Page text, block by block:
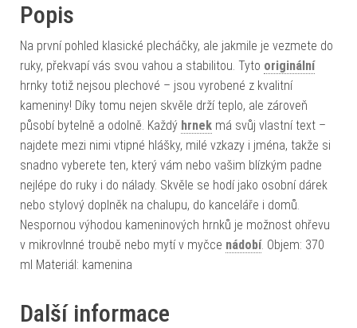
Popis
Na první pohled klasické plecháčky, ale jakmile je vezmete do
ruky, překvapí vás svou vahou a stabilitou. Tyto originální
hrnky totiž nejsou plechové – jsou vyrobené z kvalitní
kameniny! Díky tomu nejen skvěle drží teplo, ale zároveň
působí bytelně a odolně. Každý hrnek má svůj vlastní text –
najdete mezi nimi vtipné hlášky, milé vzkazy i jména, takže si
snadno vyberete ten, který vám nebo vašim blízkým padne
nejlépe do ruky i do nálady. Skvěle se hodí jako osobní dárek
nebo stylový doplněk na chalupu, do kanceláře i domů.
Nespornou výhodou kameninových hrnků je možnost ohřevu
v mikrovlnné troubě nebo mytí v myčce nádobí. Objem: 370
ml Materiál: kamenina
Další informace